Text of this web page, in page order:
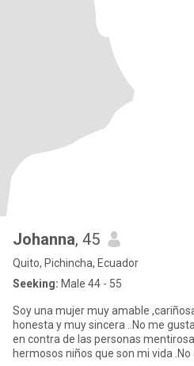
Johanna, 45
Quito, Pichincha, Ecuador
Seeking: Male 44 - 55
Soy una mujer muy amable
honesta y muy sincera ..No me
en contra de las personas
hermosos niños que son mi vida .No